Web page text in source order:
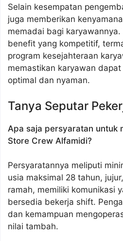
Selain kesempatan
juga memberikan
memadai bagi karyawannya.
benefit yang kompetitif,
program kesejahteraan
memastikan karyawan
optimal dan nyaman.
Tanya Seputar
Apa saja persyaratan untuk
Store Crew Alfamidi?
Persyaratannya meliputi
usia maksimal 28 tahun,
ramah, memiliki komunikasi
bersedia bekerja shift.
dan kemampuan
nilai tambah.